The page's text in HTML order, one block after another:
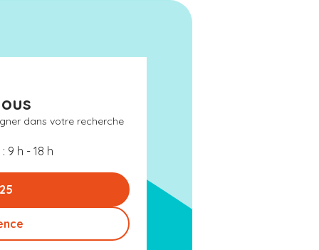
dans votre recherche
9 h - 18 h